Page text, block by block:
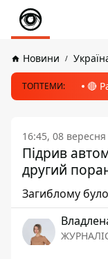
Новини
ТОПТЕМИ: 🔴
16:45, 08
Підрив
другий
Загиблому